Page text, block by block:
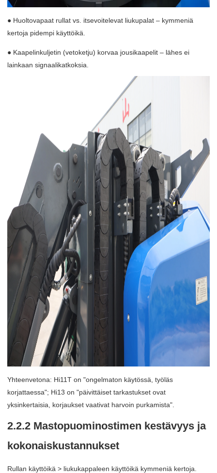
● Huoltovapaat rullat vs. itsevoitelevat liukupalat – kymmeniä
kertoja pidempi käyttöikä.
● Kaapelinkuljetin (vetoketju) korvaa jousikaapelit – lähes ei
lainkaan signaalikatkoksia.
Yhteenvetona: Hi11T on "ongelmaton käytössä, työläs
korjattaessa"; Hi13 on "päivittäiset tarkastukset ovat
yksinkertaisia, korjaukset vaativat harvoin purkamista".
2.2.2 Mastopuominostimen kestävyys ja
kokonaiskustannukset
Rullan käyttöikä > liukukappaleen käyttöikä kymmeniä kertoja.